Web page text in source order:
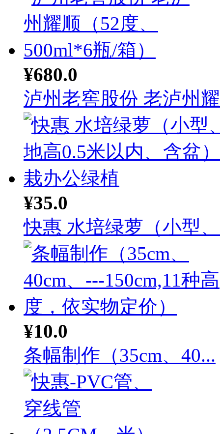
¥680.0
泸州老窖股份 老泸州
¥35.0
快惠 水培绿萝（小型
¥10.0
条幅制作（35cm、40...